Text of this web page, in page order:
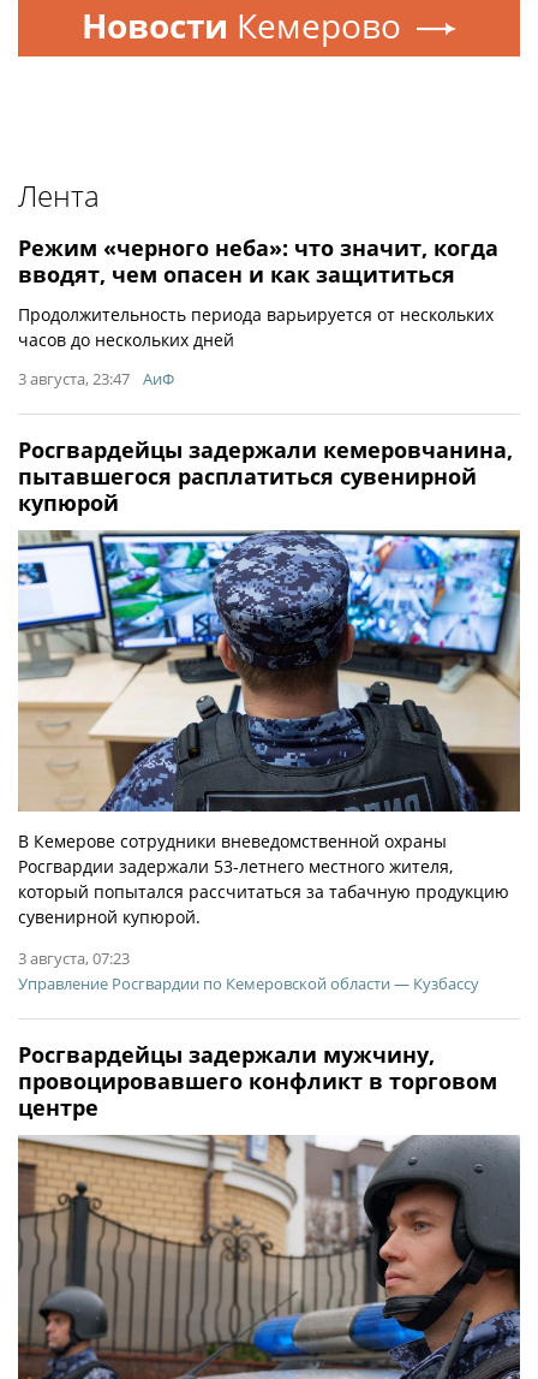
Новости Кемерово
Лента
Режим «черного неба»: что значит, когда
вводят, чем опасен и как защититься
Продолжительность периода варьируется от нескольких
часов до нескольких дней
3 августа, 23:47 АиФ
Росгвардейцы задержали кемеровчанина,
пытавшегося расплатиться сувенирной
купюрой
В Кемерове сотрудники вневедомственной охраны
Росгвардии задержали 53-летнего местного жителя,
который попытался рассчитаться за табачную продукцию
сувенирной купюрой.
3 августа, 07:23
Управление Росгвардии по Кемеровской области — Кузбассу
Росгвардейцы задержали мужчину,
провоцировавшего конфликт в торговом
центре